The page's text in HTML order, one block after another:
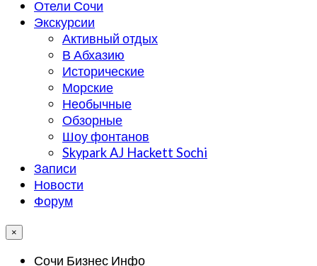
Отели Сочи
Экскурсии
Активный отдых
В Абхазию
Исторические
Морские
Необычные
Обзорные
Шоу фонтанов
Skypark AJ Hackett Sochi
Записи
Новости
Форум
×
Сочи Бизнес Инфо